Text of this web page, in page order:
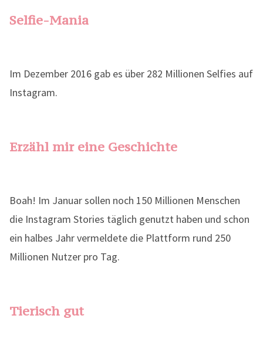
Selfie-Mania
Im Dezember 2016 gab es über 282 Millionen Selfies auf
Instagram.
Erzähl mir eine Geschichte
Boah! Im Januar sollen noch 150 Millionen Menschen
die Instagram Stories täglich genutzt haben und schon
ein halbes Jahr vermeldete die Plattform rund 250
Millionen Nutzer pro Tag.
Tierisch gut